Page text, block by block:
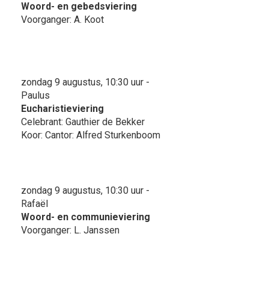
Woord- en gebedsviering
Voorganger: A. Koot
zondag 9 augustus, 10:30 uur -
Paulus
Eucharistieviering
Celebrant: Gauthier de Bekker
Koor: Cantor: Alfred Sturkenboom
zondag 9 augustus, 10:30 uur -
Rafaël
Woord- en communieviering
Voorganger: L. Janssen